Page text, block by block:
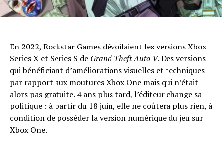
En 2022, Rockstar Games dévoilaient les versions Xbox
Series X et Series S de Grand Theft Auto V.Des versions
qui bénéficiant d’améliorations visuelles et techniques
par rapport aux moutures Xbox One mais qui n’était
alors pas gratuite. 4 ans plus tard, l’éditeur change sa
politique : à partir du 18 juin, elle ne coûtera plus rien, à
condition de posséder la version numérique du jeu sur
Xbox One.